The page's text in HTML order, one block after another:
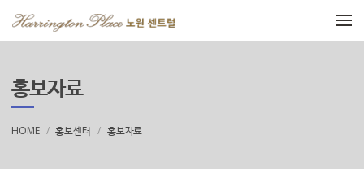
홍보자료
HOME 홍보센터 홍보자료